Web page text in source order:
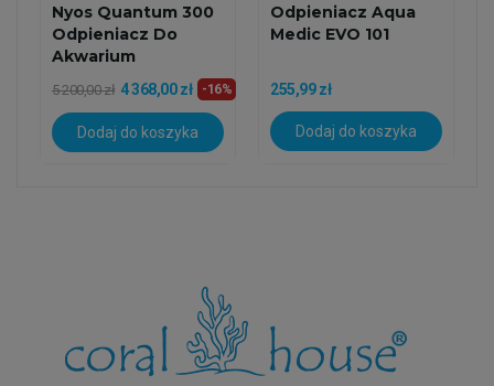
Nyos Quantum 300
Odpieniacz Do
Akwarium
Morskiego
5 200,00 zł 4 368,00 zł -16%
Dodaj do koszyka
Odpieniacz Aqua
Medic EVO 101
255,99 zł
Dodaj do koszyka